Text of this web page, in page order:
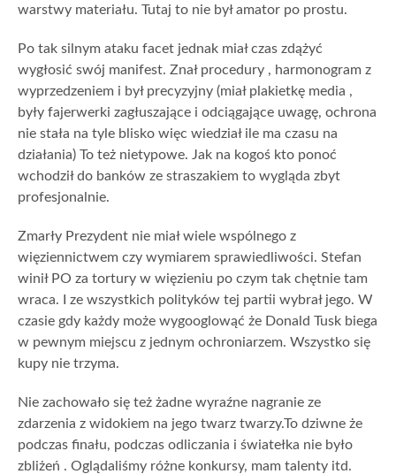
warstwy materiału. Tutaj to nie był amator po prostu.
Po tak silnym ataku facet jednak miał czas zdążyć
wygłosić swój manifest. Znał procedury , harmonogram z
wyprzedzeniem i był precyzyjny (miał plakietkę media ,
były fajerwerki zagłuszające i odciągające uwagę, ochrona
nie stała na tyle blisko więc wiedział ile ma czasu na
działania) To też nietypowe. Jak na kogoś kto ponoć
wchodził do banków ze straszakiem to wygląda zbyt
profesjonalnie.
Zmarły Prezydent nie miał wiele wspólnego z
więziennictwem czy wymiarem sprawiedliwości. Stefan
winił PO za tortury w więzieniu po czym tak chętnie tam
wraca. I ze wszystkich polityków tej partii wybrał jego. W
czasie gdy każdy może wygooglowąć że Donald Tusk biega
w pewnym miejscu z jednym ochroniarzem. Wszystko się
kupy nie trzyma.
Nie zachowało się też żadne wyraźne nagranie ze
zdarzenia z widokiem na jego twarz twarzy.To dziwne że
podczas finału, podczas odliczania i światełka nie było
zbliżeń . Oglądaliśmy różne konkursy, mam talenty itd.